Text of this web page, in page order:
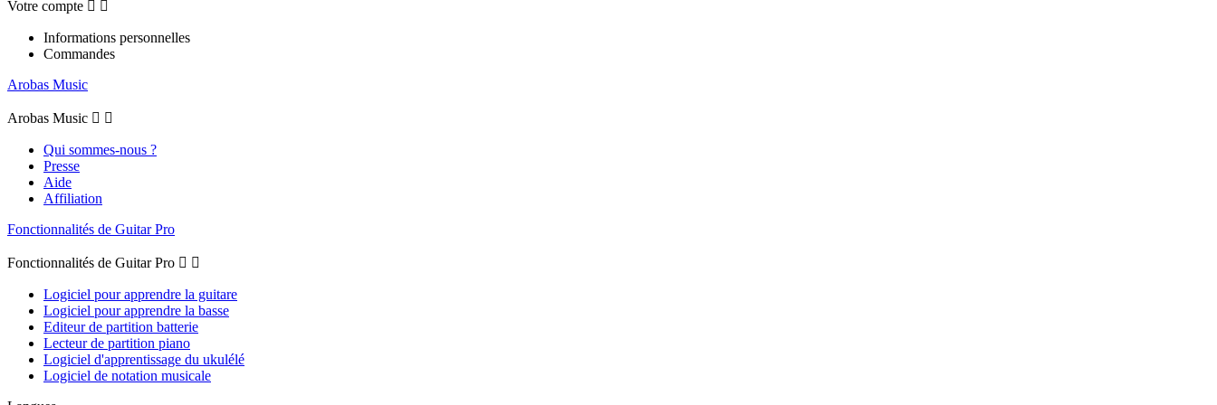
Votre compte  
Informations personnelles
Commandes
Arobas Music
Arobas Music  
Qui sommes-nous ?
Presse
Aide
Affiliation
Fonctionnalités de Guitar Pro
Fonctionnalités de Guitar Pro  
Logiciel pour apprendre la guitare
Logiciel pour apprendre la basse
Editeur de partition batterie
Lecteur de partition piano
Logiciel d'apprentissage du ukulélé
Logiciel de notation musicale